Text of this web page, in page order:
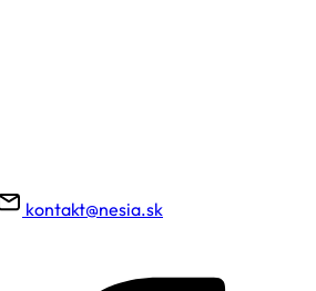
kontakt@nesia.sk